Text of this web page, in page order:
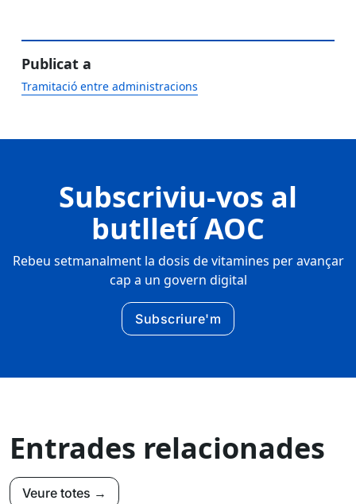
Publicat a
Tramitació entre administracions
Subscriviu-vos al
butlletí AOC
Rebeu setmanalment la dosis de vitamines per avançar
cap a un govern digital
Subscriure'm
Entrades relacionades
Veure totes →